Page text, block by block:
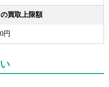
買取上限額
円